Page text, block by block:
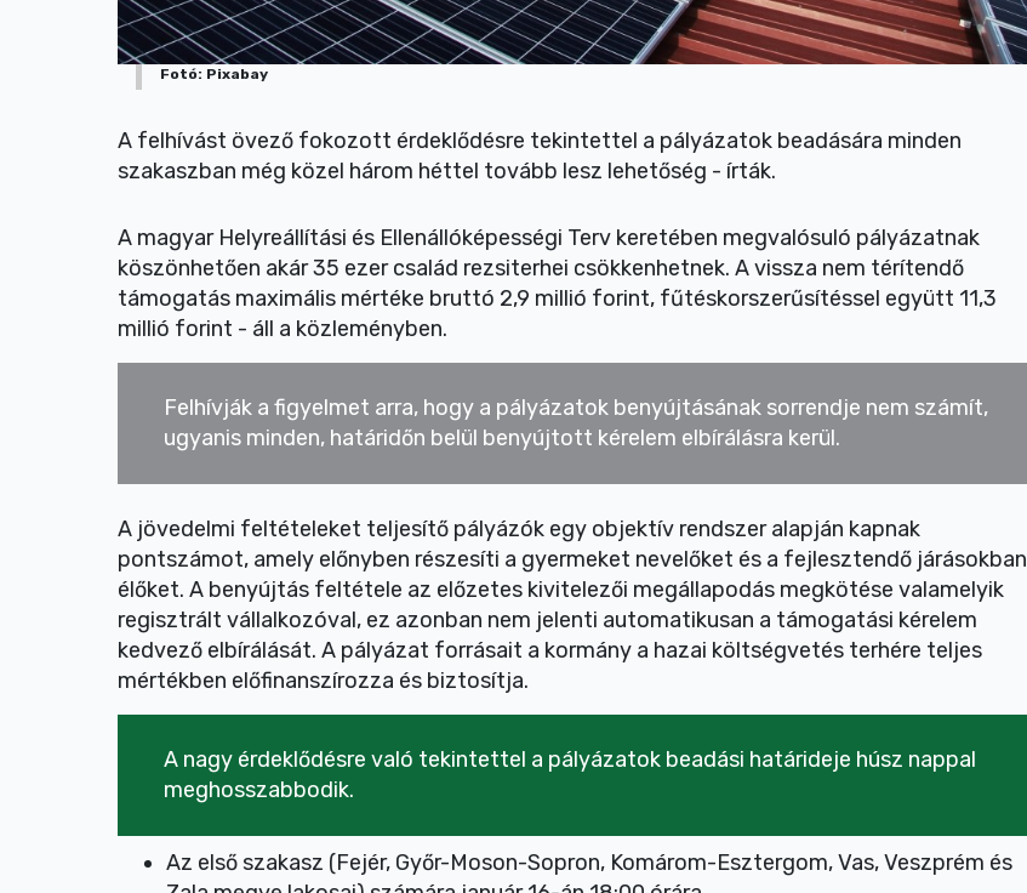
Fotó: Pixabay
A felhívást övező fokozott érdeklődésre tekintettel a pályázatok beadására minden
szakaszban még közel három héttel tovább lesz lehetőség - írták.
A magyar Helyreállítási és Ellenállóképességi Terv keretében megvalósuló pályázatnak
köszönhetően akár 35 ezer család rezsiterhei csökkenhetnek. A vissza nem térítendő
támogatás maximális mértéke bruttó 2,9 millió forint, fűtéskorszerűsítéssel együtt 11,3
millió forint - áll a közleményben.
Felhívják a figyelmet arra, hogy a pályázatok benyújtásának sorrendje nem számít,
ugyanis minden, határidőn belül benyújtott kérelem elbírálásra kerül.
A jövedelmi feltételeket teljesítő pályázók egy objektív rendszer alapján kapnak
pontszámot, amely előnyben részesíti a gyermeket nevelőket és a fejlesztendő járásokban
élőket. A benyújtás feltétele az előzetes kivitelezői megállapodás megkötése valamelyik
regisztrált vállalkozóval, ez azonban nem jelenti automatikusan a támogatási kérelem
kedvező elbírálását. A pályázat forrásait a kormány a hazai költségvetés terhére teljes
mértékben előfinanszírozza és biztosítja.
A nagy érdeklődésre való tekintettel a pályázatok beadási határideje húsz nappal
meghosszabbodik.
Az első szakasz (Fejér, Győr-Moson-Sopron, Komárom-Esztergom, Vas, Veszprém és